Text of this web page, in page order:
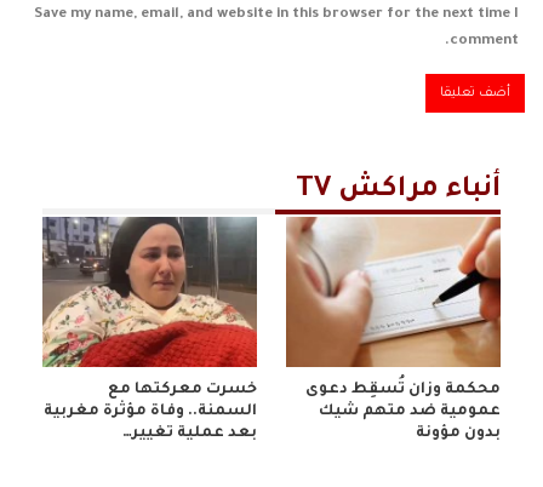
Save my name, email, and website in this browser for the next time I
comment.
أنباء مراكش TV
محكمة وزان تُسقِط دعوى
عمومية ضد متهم شيك
بدون مؤونة
خسرت معركتها مع
السمنة.. وفاة مؤثرة مغربية
بعد عملية تغيير…